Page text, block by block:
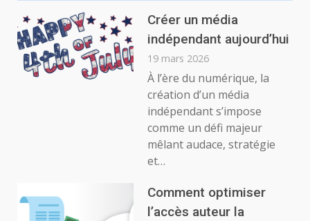
Créer un média
indépendant aujourd’hui
19 mars 2026
À l’ère du numérique, la
création d’un média
indépendant s’impose
comme un défi majeur
mêlant audace, stratégie
et…
Comment optimiser
l’accès auteur la